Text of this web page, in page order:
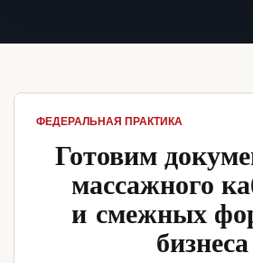
ФЕДЕРАЛЬНАЯ ПРАКТИКА
Готовим
массажного
и смежных
бизнеса